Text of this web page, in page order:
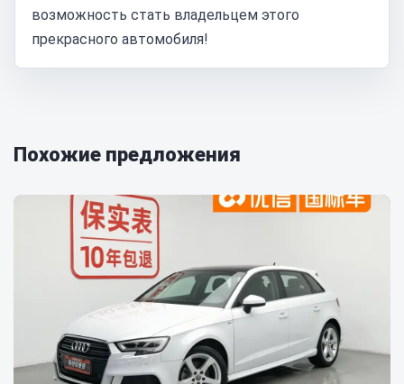
возможность стать владельцем этого
прекрасного автомобиля!
Похожие предложения